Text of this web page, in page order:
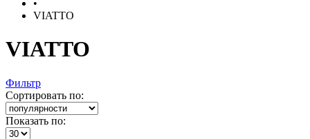
•
VIATTO
VIATTO
Фильтр
Сортировать по:
Показать по: